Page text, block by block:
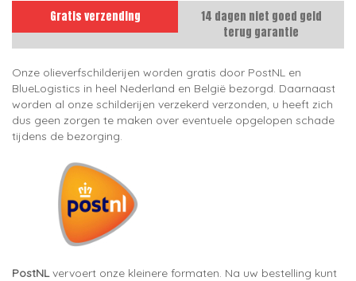
Gratis verzending
14 dagen niet goed geld
terug garantie
Onze olieverfschilderijen worden gratis door PostNL en
BlueLogistics in heel Nederland en België bezorgd. Daarnaast
worden al onze schilderijen verzekerd verzonden, u heeft zich
dus geen zorgen te maken over eventuele opgelopen schade
tijdens de bezorging.
PostNLvervoert onze kleinere formaten. Na uw bestelling kunt